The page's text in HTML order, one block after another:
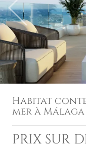
Previous
Habitat
mer à Málaga
PRIX SUR